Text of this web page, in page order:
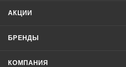
АКЦИИ
БРЕНДЫ
КОМПАНИЯ